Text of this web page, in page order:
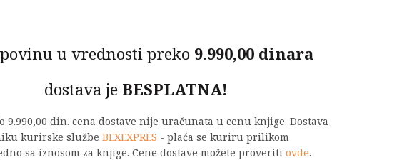
u vrednosti preko 9.990,00 dinara
dostava je BESPLATNA!
9.990,00 din. cena dostave nije uračunata u cenu knjige. Dostava
kurirske službe BEXEXPRES - plaća se kuriru prilikom
sa iznosom za knjige. Cene dostave možete proveriti ovde.